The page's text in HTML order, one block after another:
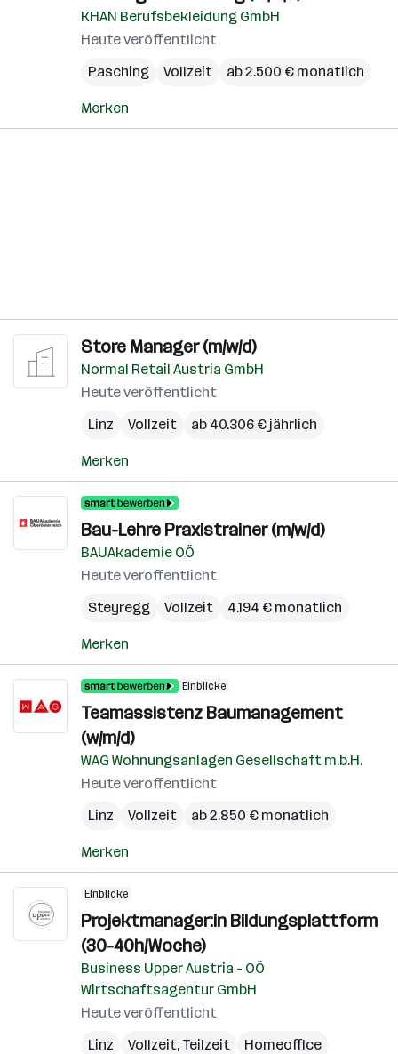
KHAN Berufsbekleidung GmbH
Heute veröffentlicht
Pasching
Vollzeit ab 2.500 € monatlich
Merken
Store Manager (m/w/d)
Normal Retail Austria GmbH
Heute veröffentlicht
Linz
Vollzeit ab 40.306 € jährlich
Merken
Bau-Lehre Praxistrainer (m/w/d)
BAUAkademie OÖ
Heute veröffentlicht
Steyregg
Vollzeit 4.194 € monatlich
Merken
Einblicke
Teamassistenz Baumanagement
(w/m/d)
WAG Wohnungsanlagen Gesellschaft m.b.H.
Heute veröffentlicht
Linz
Vollzeit ab 2.850 € monatlich
Merken
Einblicke
Projektmanager:in Bildungsplattform
(30-40h/Woche)
Business Upper Austria - OÖ
Wirtschaftsagentur GmbH
Heute veröffentlicht
Linz
Vollzeit, Teilzeit
Homeoffice